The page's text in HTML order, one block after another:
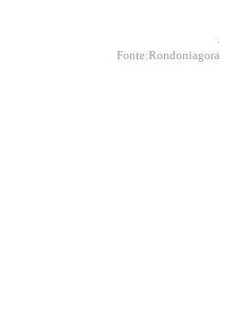
.
Fonte:Rondoniagora